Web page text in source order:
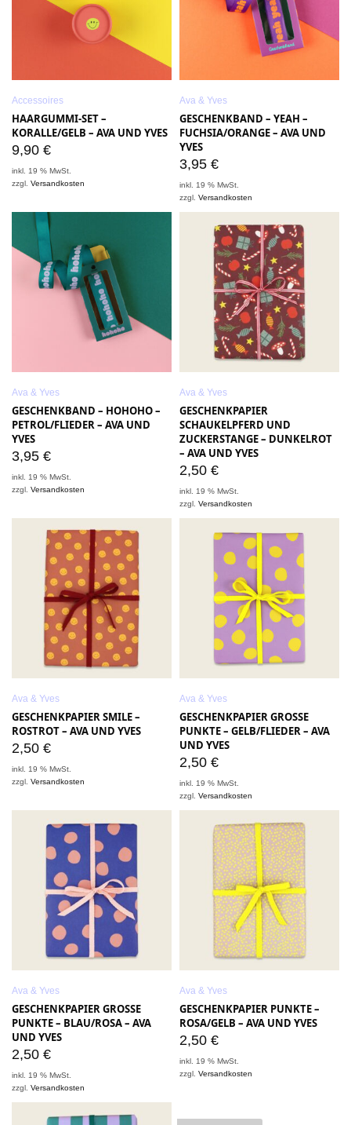
Accessoires
HAARGUMMI-SET –
KORALLE/GELB – AVA UND YVES
9,90 €
inkl. 19 % MwSt.
zzgl.Versandkosten
Ava & Yves
GESCHENKBAND – YEAH –
FUCHSIA/ORANGE – AVA UND
YVES
3,95 €
inkl. 19 % MwSt.
zzgl.Versandkosten
Ava & Yves
GESCHENKBAND – HOHOHO –
PETROL/FLIEDER – AVA UND
YVES
3,95 €
inkl. 19 % MwSt.
zzgl.Versandkosten
Ava & Yves
GESCHENKPAPIER
SCHAUKELPFERD UND
ZUCKERSTANGE – DUNKELROT
– AVA UND YVES
2,50 €
inkl. 19 % MwSt.
zzgl.Versandkosten
Ava & Yves
GESCHENKPAPIER SMILE –
ROSTROT – AVA UND YVES
2,50 €
inkl. 19 % MwSt.
zzgl.Versandkosten
Ava & Yves
GESCHENKPAPIER GROSSE
PUNKTE – GELB/FLIEDER – AVA
UND YVES
2,50 €
inkl. 19 % MwSt.
zzgl.Versandkosten
Ava & Yves
GESCHENKPAPIER GROSSE
PUNKTE – BLAU/ROSA – AVA
UND YVES
2,50 €
inkl. 19 % MwSt.
zzgl.Versandkosten
Ava & Yves
GESCHENKPAPIER PUNKTE –
ROSA/GELB – AVA UND YVES
2,50 €
inkl. 19 % MwSt.
zzgl.Versandkosten